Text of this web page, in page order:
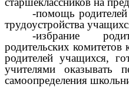
-помощь
трудоустройства
-избрание
родительских комитетов
родителей учащихся,
учителями оказывать
самоопределения